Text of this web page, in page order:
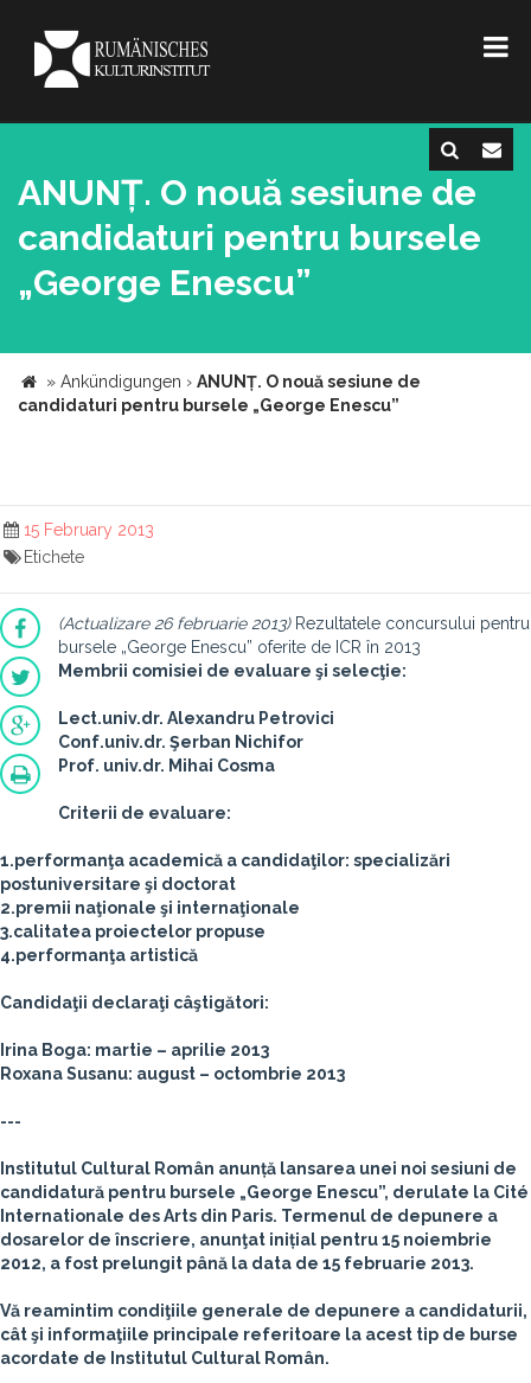
ANUNȚ. O nouă sesiune de
candidaturi pentru bursele
„George Enescu”
» Ankündigungen › ANUNȚ. O nouă sesiune de
candidaturi pentru bursele „George Enescu”
15 February 2013
Etichete
(Actualizare 26 februarie 2013)Rezultatele concursului pentru
bursele „George Enescu” oferite de ICR în 2013
Membrii comisiei de evaluare şi selecţie:
Lect.univ.dr. Alexandru Petrovici
Conf.univ.dr. Şerban Nichifor
Prof. univ.dr. Mihai Cosma
Criterii de evaluare:
1.performanţa academică a candidaţilor: specializări
postuniversitare şi doctorat
2.premii naţionale şi internaţionale
3.calitatea proiectelor propuse
4.performanţa artistică
Candidaţii declaraţi câştigători:
Irina Boga: martie – aprilie 2013
Roxana Susanu: august – octombrie 2013
---
Institutul Cultural Român anunță lansarea unei noi sesiuni de
candidatură pentru bursele „George Enescu”, derulate la Cité
Internationale des Arts din Paris. Termenul de depunere a
dosarelor de înscriere, anunţat inițial pentru 15 noiembrie
2012, a fost prelungit până la data de 15 februarie 2013.
Vă reamintim condiţiile generale de depunere a candidaturii,
cât şi informaţiile principale referitoare la acest tip de burse
acordate de Institutul Cultural Român.